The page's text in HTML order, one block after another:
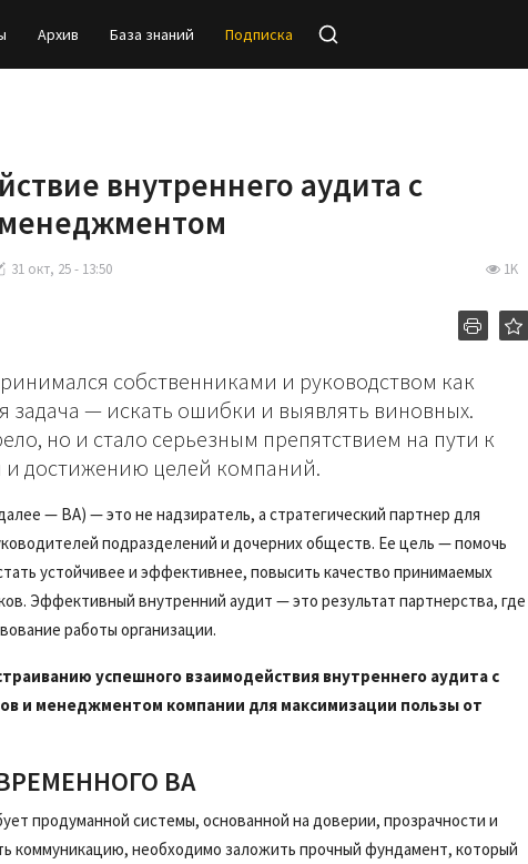
Архив База знаний Подписка
внутреннего аудита с
31 окт, 25 - 13:50 1K
собственниками и руководством как
задача — искать ошибки и выявлять виновных.
но и стало серьезным препятствием на пути к
достижению целей компаний.
— ВА) — это не надзиратель, а стратегический партнер для
подразделений и дочерних обществ. Ее цель — помочь
устойчивее и эффективнее, повысить качество принимаемых
Эффективный внутренний аудит — это результат партнерства, где
работы организации.
успешного взаимодействия внутреннего аудита с
и менеджментом компании для максимизации пользы от
ВА
продуманной системы, основанной на доверии, прозрачности и
коммуникацию, необходимо заложить прочный фундамент, который